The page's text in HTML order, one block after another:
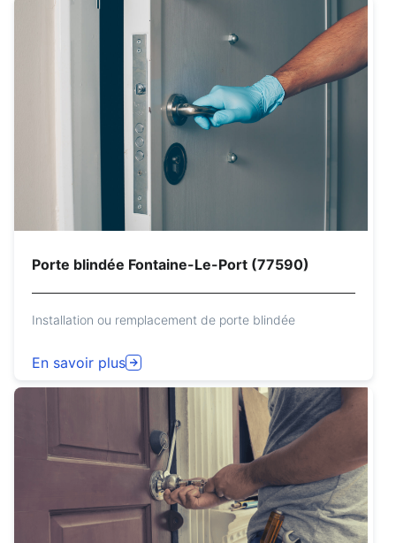
Porte blindée Fontaine-Le-Port (77590)
Installation ou remplacement de porte blindée
En savoir plus